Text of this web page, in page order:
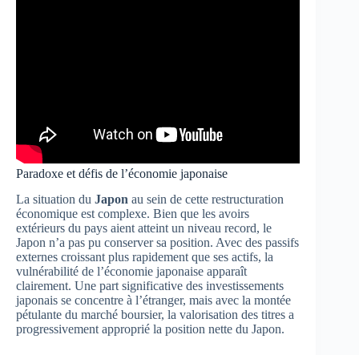
Paradoxe et défis de l’économie japonaise
La situation du Japon au sein de cette restructuration
économique est complexe. Bien que les avoirs
extérieurs du pays aient atteint un niveau record, le
Japon n’a pas pu conserver sa position. Avec des passifs
externes croissant plus rapidement que ses actifs, la
vulnérabilité de l’économie japonaise apparaît
clairement. Une part significative des investissements
japonais se concentre à l’étranger, mais avec la montée
pétulante du marché boursier, la valorisation des titres a
progressivement approprié la position nette du Japon.